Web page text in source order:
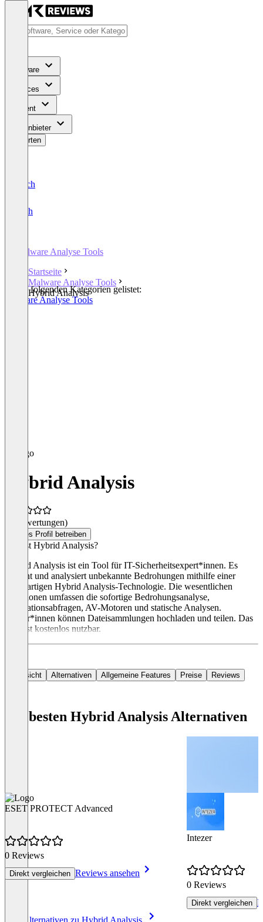
Software
Services
Content
Für Anbieter
Bewerten
Deutsch
English
Malware Analyse Tools
Startseite
Malware Analyse Tools
Hybrid Analysis
In den folgenden Kategorien gelistet:
Malware Analyse Tools
Hybrid Analysis
(0 Bewertungen)
Dieses Profil betreiben
Was ist Hybrid Analysis?
Hybrid Analysis ist ein Tool für IT-Sicherheitsexpert*innen. Es
erkennt und analysiert unbekannte Bedrohungen mithilfe einer
einzigartigen Hybrid Analysis-Technologie. Die wesentlichen
Funktionen umfassen die sofortige Bedrohungsanalyse,
Reputationsabfragen, AV-Motoren und statische Analysen.
Nutzer*innen können Dateisammlungen hochladen und teilen. Das
Tool ist kostenlos nutzbar.
Übersicht Alternativen Allgemeine Features Preise Reviews
Die besten Hybrid Analysis Alternativen
ESET PROTECT Advanced
0 Reviews
Direkt vergleichen Reviews ansehen
Intezer
0 Reviews
Direkt vergleichen
Alle Alternativen zu Hybrid Analysis